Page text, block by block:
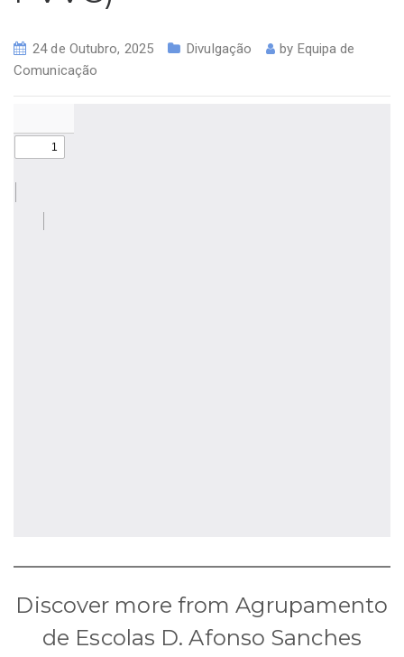
24 de Outubro, 2025 Divulgação by Equipa de
Comunicação
Discover more from Agrupamento
de Escolas D. Afonso Sanches